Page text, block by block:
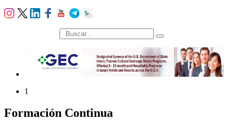
búsqueda
1
Formación Continua